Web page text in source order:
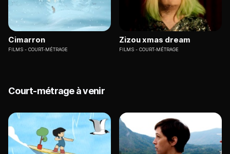
Cimarron
FILMS COURT-MÉTRAGE
Zizou xmas dream
FILMS COURT-MÉTRAGE
Court-métrage à venir